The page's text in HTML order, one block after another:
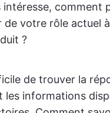
intéresse, comment
de votre rôle actuel
?
de trouver la
les informations